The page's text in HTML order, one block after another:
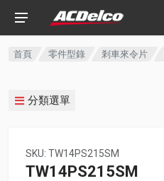
首頁 零件型錄 剎車來令片
分類選單
SKU: TW14PS215SM
TW14PS215SM